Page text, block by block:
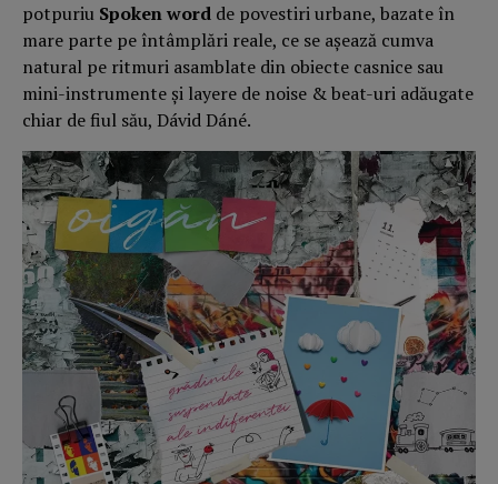
potpuriu Spoken word de povestiri urbane, bazate în
mare parte pe întâmplări reale, ce se aşează cumva
natural pe ritmuri asamblate din obiecte casnice sau
mini-instrumente şi layere de noise & beat-uri adăugate
chiar de fiul său, Dávid Dáné.